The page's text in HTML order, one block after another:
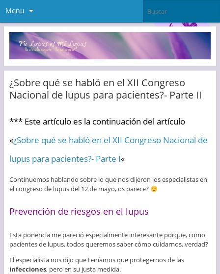
Menu
¿Sobre qué se habló en el XII Congreso
Nacional de lupus para pacientes?- Parte II
*** Este artículo es la continuación del artículo
«¿Sobre qué se habló en el XII Congreso Nacional de
lupus para pacientes?- Parte I«
Continuemos hablando sobre lo que nos dijeron los especialistas en
el congreso de lupus del 12 de mayo, os parece?
Prevención de riesgos en el lupus
Esta ponencia me pareció especialmente interesante porque, como
pacientes de lupus, todos queremos saber cómo cuidarnos, verdad?
El especialista nos dijo que teníamos que protegernos de las
infecciones, pero en su justa medida.